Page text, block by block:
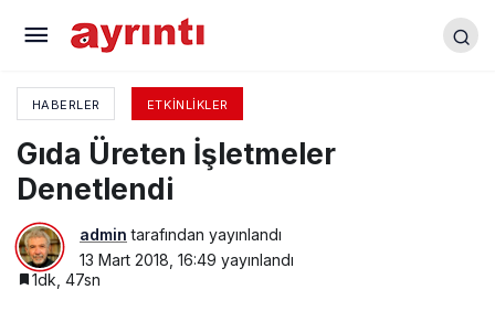
HABERLER ETKINLIKLER
Gıda Üreten İşletmeler
Denetlendi
admin tarafından yayınlandı
13 Mart 2018, 16:49 yayınlandı
1dk, 47sn
İş-Kur’dan Roman Bayanlara Kurs